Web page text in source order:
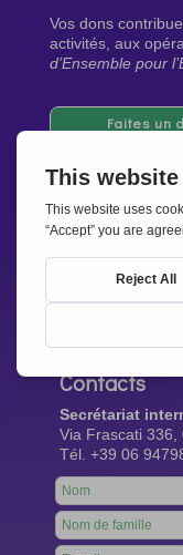
Vos dons
activités, aux
d’Ensemble pour
Faites un
Newsletter
Restez au courant
de notre réseau.
Abonnez-
Contacts
Secrétariat
Via Frascati 336,
Tél. +39 06
Leave
this
field
blank